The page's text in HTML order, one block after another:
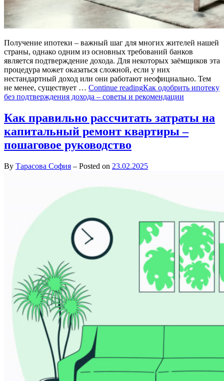
Получение ипотеки – важный шаг для многих жителей нашей
страны, однако одним из основных требований банков
является подтверждение дохода. Для некоторых заёмщиков эта
процедура может оказаться сложной, если у них
нестандартный доход или они работают неофициально. Тем
не менее, существует … Continue readingКак одобрить ипотеку
без подтверждения дохода – советы и рекомендации
Как правильно рассчитать затраты на
капитальный ремонт квартиры –
пошаговое руководство
By Тарасова София – Posted on 23.02.2025